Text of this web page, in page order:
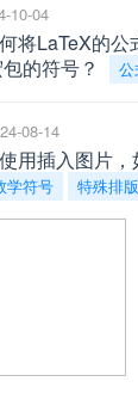
10-04
将LaTeX的公
的符号？
08-14
用插入图片，
学符号 特殊排版